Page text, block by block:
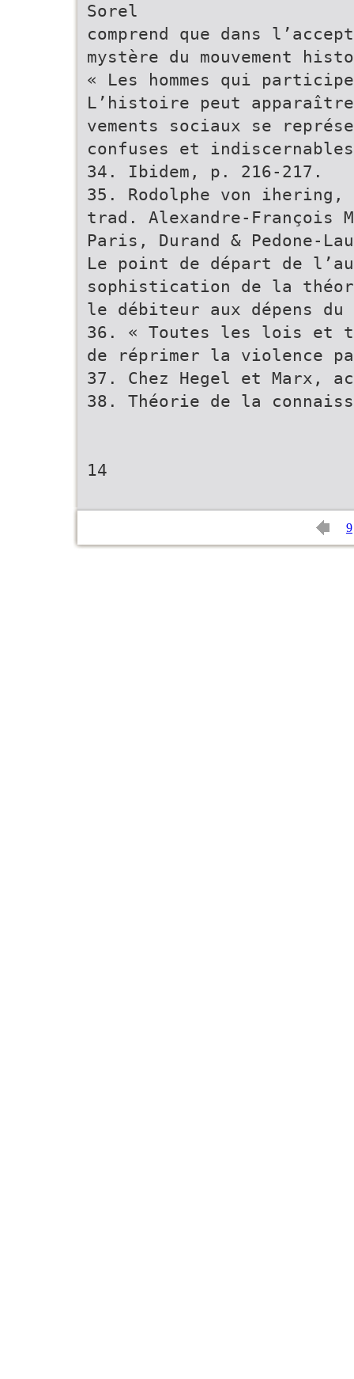
Sorel
comprend que dans
mystère du mouvement
« Les hommes qui
L’histoire peut apparaître
vements sociaux se
confuses et
34. Ibidem, p. 216-217.
35. Rodolphe von
trad. Alexandre-François
Paris, Durand & Pedone-
Le point de départ de
sophistication de la
le débiteur aux dépens
36. « Toutes les lois et
de réprimer la violence
37. Chez Hegel et Marx,
38. Théorie de la
14
9